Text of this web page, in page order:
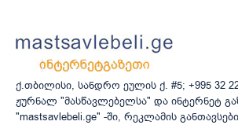
ქ.თბილისი, სანდრო ეულის ქ. #5; +995 32
ჟურნალ "მასწავლებელსა" და ინტერნეტ
"mastsavlebeli.ge" -ში, რეკლამის